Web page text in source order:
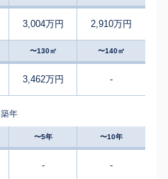
3,004万円 2,910万円
〜130㎡ 〜140㎡
3,462万円 -
築年
〜5年 〜10年
- -